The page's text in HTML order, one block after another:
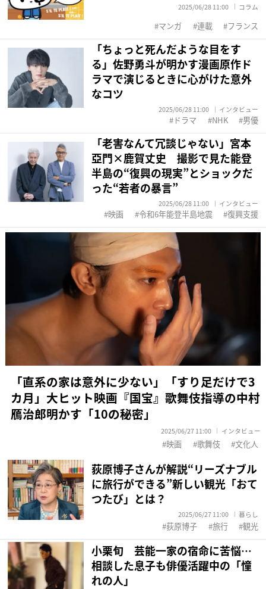
2025/06/28 11:00 コラム
マンガ 連載 フランス
「ちょっと死んだような目をす
る」佐野勇斗が明かす漫画原作ド
ラマで演じるときに心がけた意外
なコツ
2025/06/28 11:00 インタビュー
ドラマ NHK 男優
「老害なんて冗談じゃない」宮本
亞門×鹿賀丈史 撮影で見た能登
半島の“復興の現実”とショックだ
った“若者の暴言”
2025/06/28 11:00 インタビュー
映画 令和6年能登半島地震 復興支援
「直系の家は意外に少ない」「すり足だけで3
カ月」大ヒット映画『国宝』歌舞伎指導の中村
鴈治郎明かす「10の秘密」
2025/06/27 11:00 インタビュー
映画 歌舞伎 文化人
荻原博子さんが解説“リーズナブル
に旅行ができる”新しい観光「おて
つたび」とは？
2025/06/27 11:00 暮らし
荻原博子 旅行 観光
小栗旬 芸能一家の宿命に苦悩…
相談した息子も俳優活躍中の「憧
れの人」